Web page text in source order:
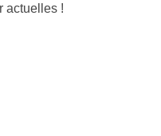
actuelles !